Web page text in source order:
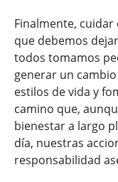
Finalmente,
que debemos
todos tomamos
generar un
estilos de vida y
camino que,
bienestar a largo
día, nuestras
responsabilidad